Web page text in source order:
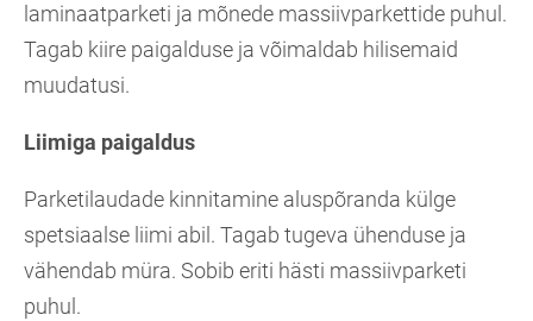
laminaatparketi ja mõnede massiivparkettide puhul.
Tagab kiire paigalduse ja võimaldab hilisemaid
muudatusi.
Liimiga paigaldus
Parketilaudade kinnitamine aluspõranda külge
spetsiaalse liimi abil. Tagab tugeva ühenduse ja
vähendab müra. Sobib eriti hästi massiivparketi
puhul.